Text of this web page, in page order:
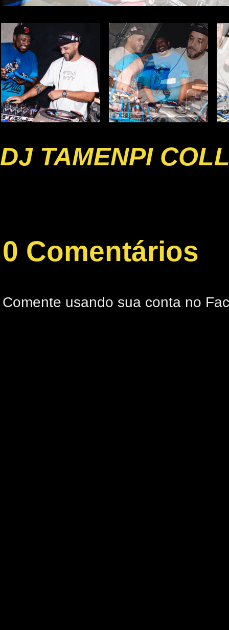
DJ TAMENPI
0 Comentários
Comente usando sua conta no